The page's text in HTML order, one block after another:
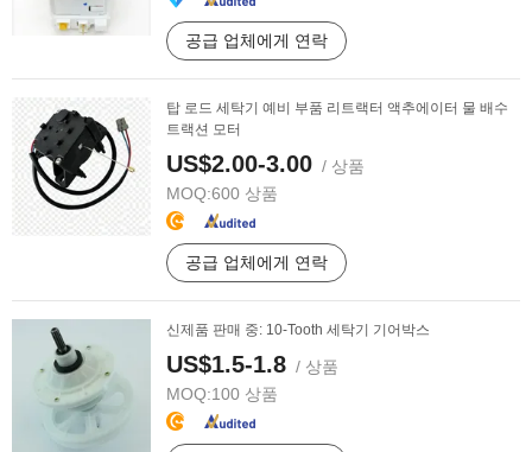
공급 업체에게 연락
탑 로드 세탁기 예비 부품 리트랙터 액추에이터 물 배수
트랙션 모터
US$2.00-3.00 / 상품
MOQ:600 상품
공급 업체에게 연락
신제품 판매 중: 10-Tooth 세탁기 기어박스
US$1.5-1.8 / 상품
MOQ:100 상품